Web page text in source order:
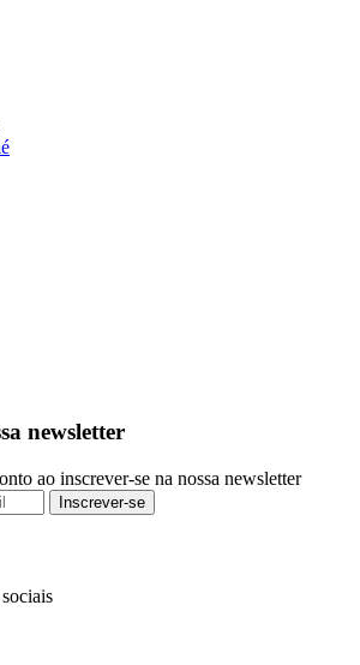
newsletter
ao inscrever-se na nossa newsletter
Inscrever-se